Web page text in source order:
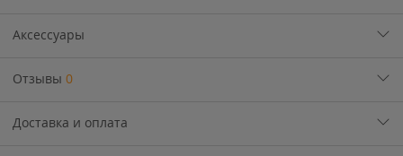
Аксессуары
Отзывы 0
Доставка и оплата